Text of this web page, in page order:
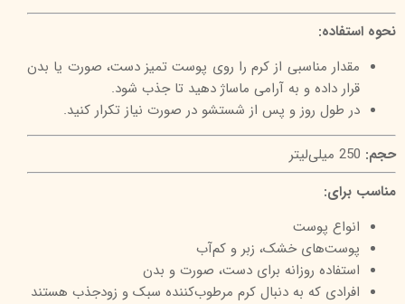
نحوه استفاده:
مقدار مناسبی از کرم را روی پوست تمیز دست، صورت یا بدن
قرار داده و به آرامی ماساژ دهید تا جذب شود.
در طول روز و پس از شستشو در صورت نیاز تکرار کنید.
حجم:
مناسب برای:
انواع پوست
پوست‌های خشک، زبر و کم‌آب
استفاده روزانه برای دست، صورت و بدن
افرادی که به دنبال کرم مرطوب‌کننده سبک و زودجذب هستند